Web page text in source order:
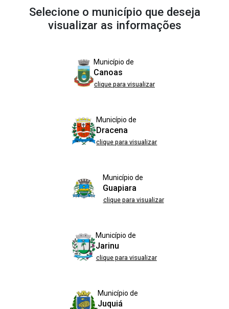
Selecione o município que deseja
visualizar as informações
Município de
Canoas
clique para visualizar
Município de
Dracena
clique para visualizar
Município de
Guapiara
clique para visualizar
Município de
Jarinu
clique para visualizar
Município de
Juquiá